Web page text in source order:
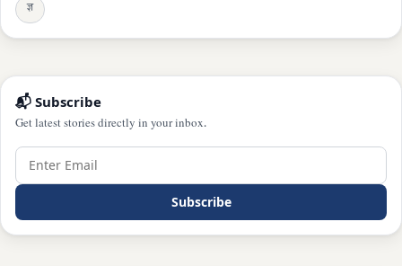
ज्ञ
📬 Subscribe
Get latest stories directly in your inbox.
Subscribe